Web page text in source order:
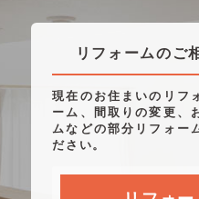
リフォームのご
現在のお住まいのリフ
ーム、間取りの変更、
ムなどの部分リフォー
ださい。